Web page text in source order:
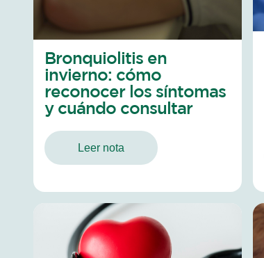
Bronquiolitis en
invierno: cómo
reconocer los síntomas
y cuándo consultar
Leer nota